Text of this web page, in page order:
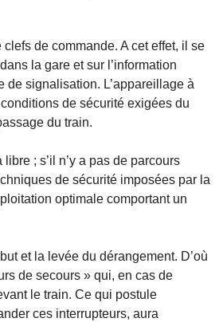
de commande. A cet effet, il se
la gare et sur l’information
signalisation. L’appareillage à
de sécurité exigées du
du train.
; s’il n’y a pas de parcours
de sécurité imposées par la
optimale comportant un
et la levée du dérangement. D’où
de secours » qui, en cas de
le train. Ce qui postule
ces interrupteurs, aura